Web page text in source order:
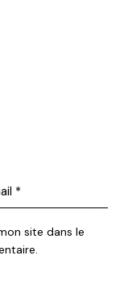
site dans le